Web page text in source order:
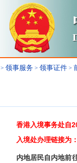
> 领事服务 > 领事证件>
香港入境事务处自
入境处办理链接为：
内地居民自内地前